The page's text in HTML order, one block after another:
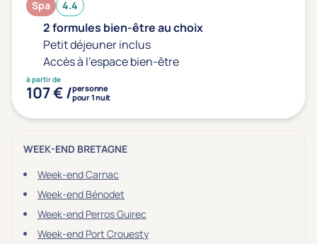
Spa 4.4
2 formules bien-être au choix
Petit déjeuner inclus
Accès à l'espace bien-être
à partir de
107 € /personne
pour 1 nuit
WEEK-END BRETAGNE
Week-end Carnac
Week-end Bénodet
Week-end Perros Guirec
Week-end Port Crouesty